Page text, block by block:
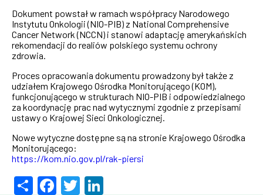
Dokument powstał w ramach współpracy Narodowego
Instytutu Onkologii (NIO-PIB) z National Comprehensive
Cancer Network (NCCN) i stanowi adaptację amerykańskich
rekomendacji do realiów polskiego systemu ochrony
zdrowia.
Proces opracowania dokumentu prowadzony był także z
udziałem Krajowego Ośrodka Monitorującego (KOM),
funkcjonującego w strukturach NIO-PIB i odpowiedzialnego
za koordynację prac nad wytycznymi zgodnie z przepisami
ustawy o Krajowej Sieci Onkologicznej.
Nowe wytyczne dostępne są na stronie Krajowego Ośrodka
Monitorującego:
https://kom.nio.gov.pl/rak-piersi
ShareFacebook
Twitter